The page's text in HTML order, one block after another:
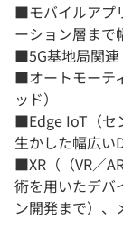
■モバイルアプ
ーション層まで
■5G基地局関連
■オートモーテ
ッド）
■Edge IoT（セ
生かした幅広い
■XR（（VR／
術を用いたデバ
ン開発まで）、